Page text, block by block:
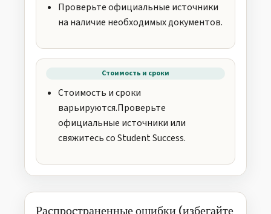
Проверьте официальные источники
на наличие необходимых документов.
Стоимость и сроки
Стоимость и сроки
варьируются.Проверьте
официальные источники или
свяжитесь со Student Success.
Распространенные ошибки (избегайте